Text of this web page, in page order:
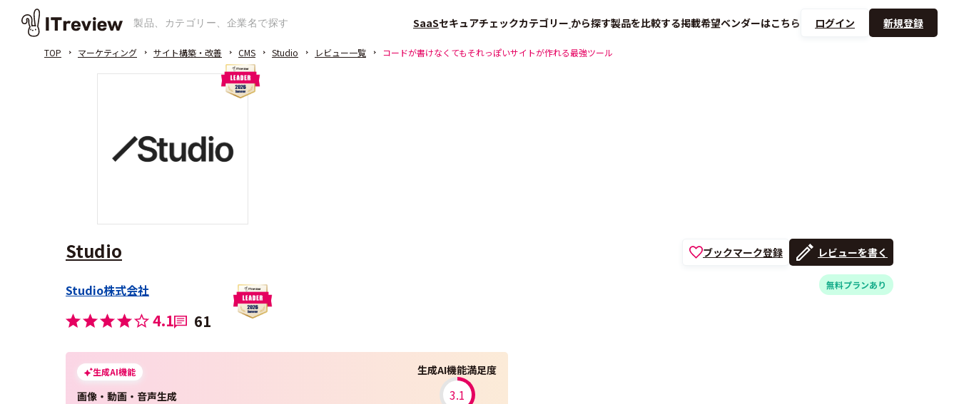
SaaSセキュアチェックカテゴリー から探す製品を比較する掲載希望ベンダーはこちら ログイン 新規登録
TOP マーケティング サイト構築・改善 CMS Studio レビュー一覧 コードが書けなくてもそれっぽいサイトが作れる最強ツール
Studio
Studio株式会社
4.1 61
生成AI機能
画像・動画・音声生成
生成AI機能満足度
3.1
ブックマーク登録 レビューを書く
無料プランあり